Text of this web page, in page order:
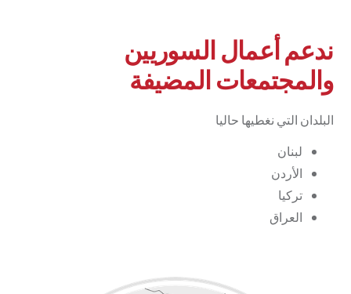
ندعم أعمال السوريين
والمجتمعات المضيفة
البلدان التي نغطيها حاليا
لبنان
الأردن
تركيا
العراق